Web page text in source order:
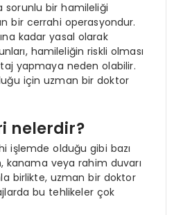
sorunlu bir hamileliği
bir cerrahi operasyondur.
kadar yasal olarak
hamileliğin riskli olması
yapmaya neden olabilir.
için uzman bir doktor
nelerdir?
işlemde olduğu gibi bazı
kanama veya rahim duvarı
birlikte, uzman bir doktor
bu tehlikeler çok